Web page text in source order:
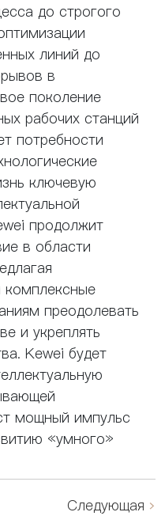
до строгого
линий до
в
поколение
рабочих станций
потребности
ключевую
продолжит
в области
преодолевать
и укреплять
Kewei будет
мощный импульс
«умного»
Следующая